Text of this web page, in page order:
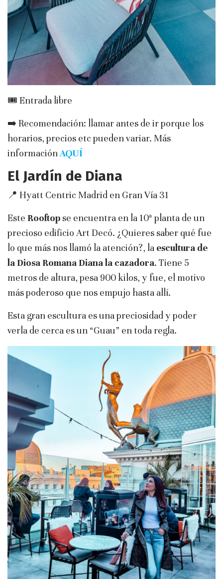
🎟️ Entrada libre
➡️ Recomendación: llamar antes de ir porque los
horarios, precios etc pueden variar. Más
información AQUÍ
El Jardín de Diana
📍 Hyatt Centric Madrid en Gran Vía 31
Este Rooftop se encuentra en la 10ª planta de un
precioso edificio Art Decó. ¿Quieres saber qué fue
lo que más nos llamó la atención?, la escultura de
la Diosa Romana Diana la cazadora. Tiene 5
metros de altura, pesa 900 kilos, y fue, el motivo
más poderoso que nos empujo hasta allí.
Esta gran escultura es una preciosidad y poder
verla de cerca es un “Guau” en toda regla.